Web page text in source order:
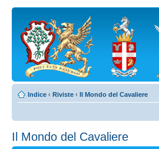
Indice ‹ Riviste ‹ Il Mondo del Cavaliere
Il Mondo del Cavaliere